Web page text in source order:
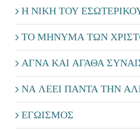
Η ΝΙΚΗ ΤΟΥ
ΤΟ ΜΗΝΥΜΑ ΤΩΝ
ΑΓΝΑ ΚΑΙ ΑΓΑΘΑ
ΝΑ ΛΕΕΙ ΠΑΝΤΑ ΤΗΝ
ΕΓΩΙΣΜΟΣ